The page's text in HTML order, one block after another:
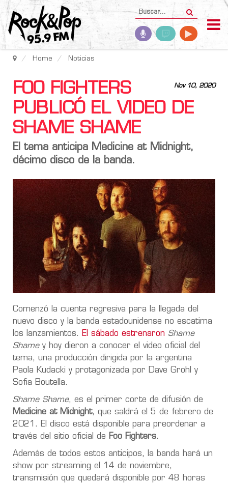
Home Noticias
Nov 10, 2020
FOO FIGHTERS
PUBLICÓ EL VIDEO DE
SHAME SHAME
El tema anticipa Medicine at Midnight,
décimo disco de la banda.
Comenzó la cuenta regresiva para la llegada del
nuevo disco y la banda estadounidense no escatima
los lanzamientos.
El sábado estrenaron Shame
Shamey hoy dieron a conocer el video oficial del
tema, una producción dirigida por la argentina
Paola Kudacki y protagonizada por Dave Grohl y
Sofia Boutella.
Shame Shame, es el primer corte de difusión de
Medicine at Midnight, que saldrá el 5 de febrero de
2021. El disco está disponible para preordenar a
través del sitio oficial de Foo Fighters.
Además de todos estos anticipos, la banda hará un
show por streaming el 14 de noviembre,
transmisión que quedará disponible por 48 horas